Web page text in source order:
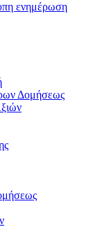
ενημέρωση
Δομήσεως